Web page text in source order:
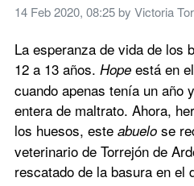
14 Feb 2020, 08:25 by Victoria
La esperanza de vida de los
12 a 13 años. Hope está en
cuando apenas tenía un año
entera de maltrato. Ahora,
los huesos, este abuelo se
veterinario de Torrejón de
rescatado de la basura en el